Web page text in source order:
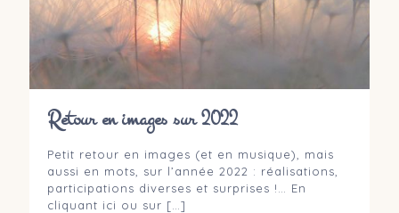
Retour en images sur 2022
Petit retour en images (et en musique), mais
aussi en mots, sur l’année 2022 : réalisations,
participations diverses et surprises !… En
cliquant ici ou sur […]